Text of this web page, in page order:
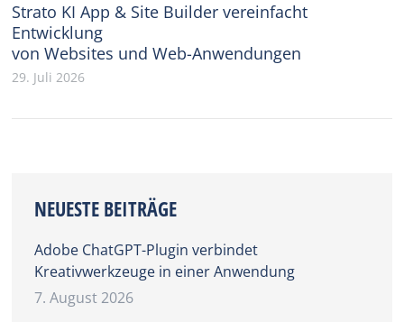
Strato KI App & Site Builder vereinfacht
Entwicklung
von Websites und Web-Anwendungen
29. Juli 2026
NEUESTE BEITRÄGE
Adobe ChatGPT-Plugin verbindet
Kreativwerkzeuge in einer Anwendung
7. August 2026